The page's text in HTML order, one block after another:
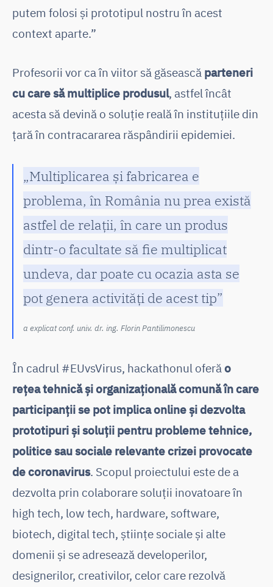
putem folosi și prototipul nostru în acest
context aparte.”
Profesorii vor ca în viitor să găsească parteneri
cu care să multiplice produsul, astfel încât
acesta să devină o soluție reală în instituțiile din
țară în contracararea răspândirii epidemiei.
„Multiplicarea și fabricarea e
problema, în România nu prea există
astfel de relații, în care un produs
dintr-o facultate să fie multiplicat
undeva, dar poate cu ocazia asta se
pot genera activități de acest tip”
a explicat conf. univ. dr. ing. Florin Pantilimonescu
În cadrul #EUvsVirus, hackathonul oferă o
rețea tehnică și organizațională comună în care
participanții se pot implica online și dezvolta
prototipuri și soluții pentru probleme tehnice,
politice sau sociale relevante crizei provocate
de coronavirus. Scopul proiectului este de a
dezvolta prin colaborare soluții inovatoare în
high tech, low tech, hardware, software,
biotech, digital tech, științe sociale și alte
domenii și se adresează developerilor,
designerilor, creativilor, celor care rezolvă